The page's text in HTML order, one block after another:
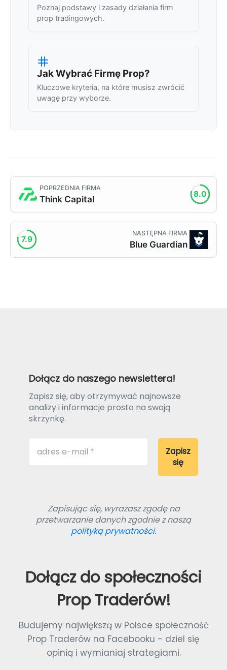
Poznaj podstawy i zasady działania firm
prop tradingowych.
Jak Wybrać Firmę Prop?
Kluczowe kryteria, na które musisz zwrócić
uwagę przy wyborze.
POPRZEDNIA FIRMA
Think Capital 8.0
NASTĘPNA FIRMA
Blue Guardian
7.9
Dołącz do naszego newslettera!
Zapisz się, aby otrzymywać najnowsze
analizy i informacje prosto na swoją
skrzynkę.
Zapisując się, wyrażasz zgodę na
przetwarzanie danych zgodnie z naszą
polityką prywatności.
Dołącz do społeczności
Prop Traderów!
Budujemy największą w Polsce społeczność
Prop Traderów na Facebooku - dziel się
opinią i wymianiaj strategiami.